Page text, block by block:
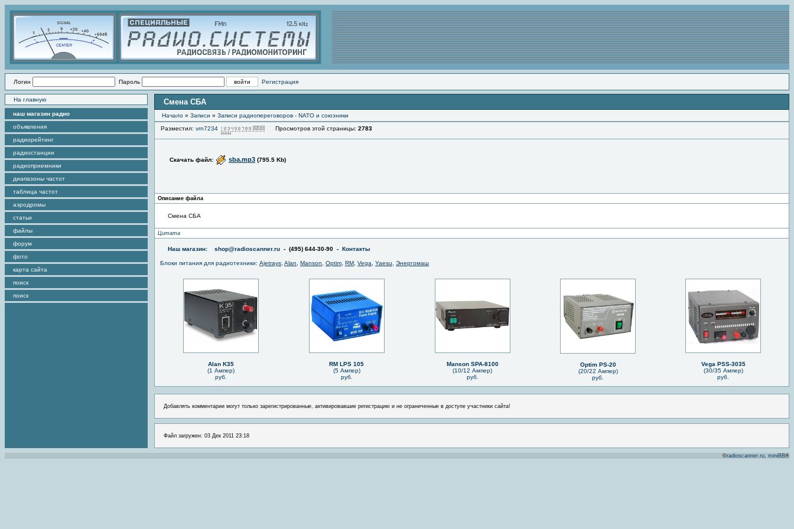
Логин Пароль Регистрация
На главную
наш магазин радио
объявления
радиорейтинг
радиостанции
радиоприемники
диапазоны частот
таблица частот
аэродромы
статьи
файлы
форум
фото
карта сайта
поиск
поиск
Смена СБА
Начало » Записи » Записи радиопереговоров - NATO и союзники
Разместил: vrn7234 Просмотров этой страницы: 2783
Скачать файл: sba.mp3 (795.5 Kb)
Описание файла
Смена СБА
Цитата
Наш магазин: shop@radioscanner.ru - (495) 644-30-90 - Контакты
Блоки питания для радиотехники: Ajetrays Alan Manson Optim RM Vega Yaesu Энергомаш
Alan K35
(1 Ампер)
руб.
RM LPS 105
(5 Ампер)
руб.
Manson SPA-8100
(10/12 Ампер)
руб.
Optim PS-20
(20/22 Ампер)
руб.
Vega PSS-3035
(30/35 Ампер)
руб.
Добавлять комментарии могут только зарегистрированные, активировавшие регистрацию и не ограниченные в доступе участники сайта!
Файл загружен: 03 Дек 2011 23:18
©radioscanner.ru, miniBB®